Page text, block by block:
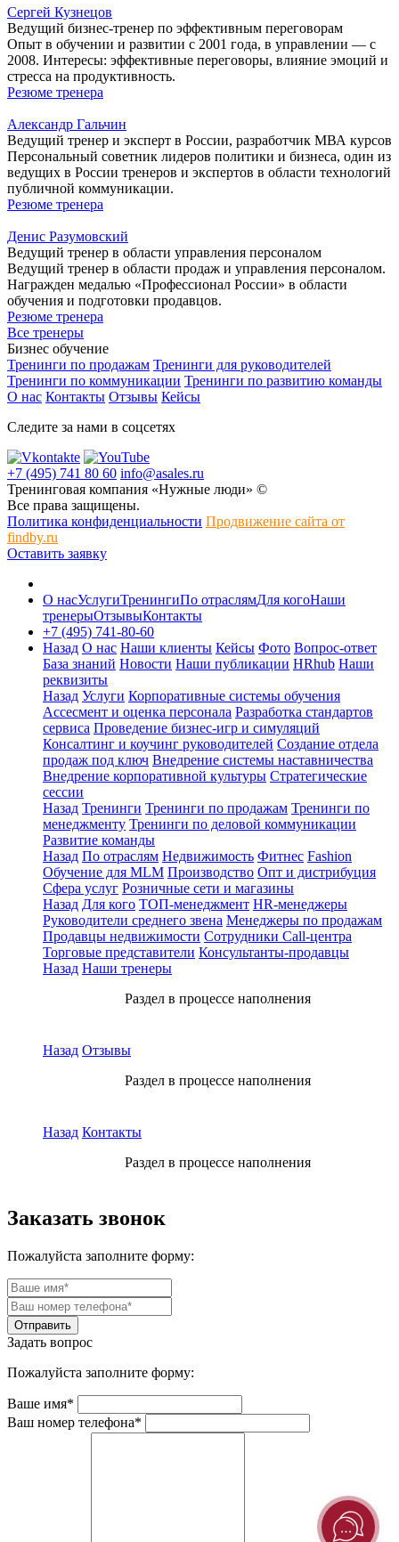
Сергей Кузнецов
Ведущий бизнес-тренер по эффективным переговорам
Опыт в обучении и развитии с 2001 года, в управлении — с
2008. Интересы: эффективные переговоры, влияние эмоций и
стресса на продуктивность.
Резюме тренера
Александр Гальчин
Ведущий тренер и эксперт в России, разработчик МВА курсов
Персональный советник лидеров политики и бизнеса, один из
ведущих в России тренеров и экспертов в области технологий
публичной коммуникации.
Резюме тренера
Денис Разумовский
Ведущий тренер в области управления персоналом
Ведущий тренер в области продаж и управления персоналом.
Награжден медалью «Профессионал России» в области
обучения и подготовки продавцов.
Резюме тренера
Все тренеры
Бизнес обучение
Тренинги по продажам Тренинги для руководителей
Тренинги по коммуникации Тренинги по развитию команды
О нас Контакты Отзывы Кейсы
Следите за нами в соцсетях
+7 (495) 741 80 60 info@asales.ru
Тренинговая компания «Нужные люди» ©
Все права защищены.
Политика конфиденциальности Продвижение сайта от
findby.ru
Оставить заявку
О насУслугиТренингиПо отраслямДля когоНаши
тренерыОтзывыКонтакты
+7 (495) 741-80-60
Назад О нас Наши клиенты Кейсы Фото Вопрос-ответ
База знаний Новости Наши публикации HRhub Наши
реквизиты
Назад Услуги Корпоративные системы обучения
Ассесмент и оценка персонала Разработка стандартов
сервиса Проведение бизнес-игр и симуляций
Консалтинг и коучинг руководителей Создание отдела
продаж под ключ Внедрение системы наставничества
Внедрение корпоративной культуры Стратегические
сессии
Назад Тренинги Тренинги по продажам Тренинги по
менеджменту Тренинги по деловой коммуникации
Развитие команды
Назад По отраслям Недвижимость Фитнес Fashion
Обучение для MLM Производство Опт и дистрибуция
Сфера услуг Розничные сети и магазины
Назад Для кого ТОП-менеджмент HR-менеджеры
Руководители среднего звена Менеджеры по продажам
Продавцы недвижимости Сотрудники Call-центра
Торговые представители Консультанты-продавцы
Назад Наши тренеры
Раздел в процессе наполнения
Назад Отзывы
Раздел в процессе наполнения
Назад Контакты
Раздел в процессе наполнения
Заказать звонок
Пожалуйста заполните форму:
Задать вопрос
Пожалуйста заполните форму:
Ваше имя*
Ваш номер телефона*